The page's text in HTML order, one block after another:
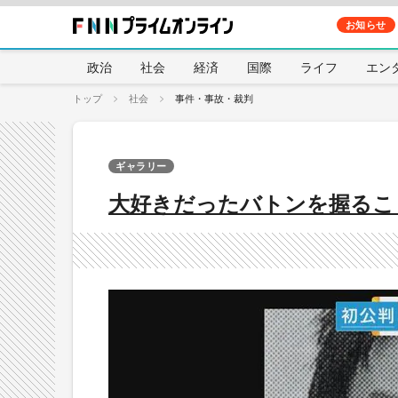
お知らせ
政治 社会 経済 国際 ライフ エン
トップ 社会 事件・事故・裁判
大好きだったバトンを握る
ギャラリー